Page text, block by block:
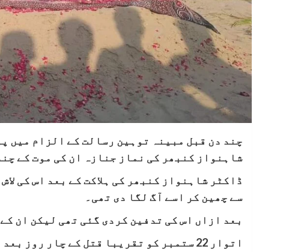
چند دن قبل مبینہ توہین رسالت کے الزام میں
شاہنواز کنبھر کی نماز جنازہ ان کی موت کے
ڈاکٹر شاہنواز کنبھر کی ہلاکت کے بعد اس کی
سے چھین کر اسے آگ لگا دی تھی۔
بعد ازاں اس کی تدفین کردی گئی تھی لیکن ان
اتوار 22 ستمبر کو تقریبا قتل کے چار